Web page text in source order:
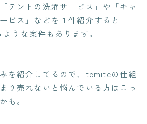
テントの洗濯サービス」や「キャ
ビス」などを１件紹介すると
うな案件もあります。
を紹介してるので、temiteの仕組
り売れないと悩んでいる方はこっ
も。